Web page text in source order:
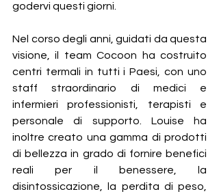
godervi questi giorni.
Nel corso degli anni, guidati da questa
visione, il team Cocoon ha costruito
centri termali in tutti i Paesi, con uno
staff straordinario di medici e
infermieri professionisti, terapisti e
personale di supporto. Louise ha
inoltre creato una gamma di prodotti
di bellezza in grado di fornire benefici
reali per il benessere, la
disintossicazione, la perdita di peso,